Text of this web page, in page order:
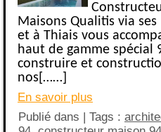
Maisons Qualitis via
et à Thiais vous
haut de gamme spécial
construire et
nos[……]
En savoir plus
Publié dans | Tags :